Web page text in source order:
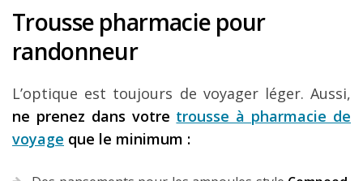
Trousse pharmacie pour
randonneur
L’optique est toujours de voyager léger. Aussi,
ne prenez dans votre trousse à pharmacie de
voyage que le minimum :